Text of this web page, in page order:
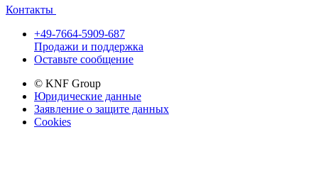
Контакты
+49-7664-5909-687
Продажи и поддержка
Оставьте сообщение
© KNF Group
Юридические данные
Заявление о защите данных
Cookies